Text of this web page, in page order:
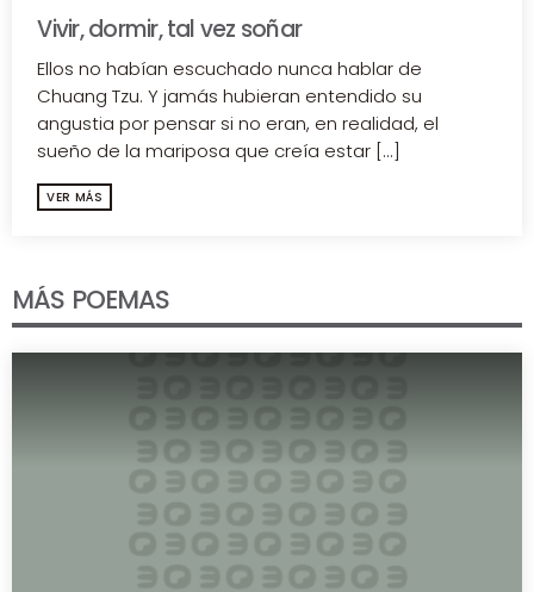
Vivir, dormir, tal vez soñar
Ellos no habían escuchado nunca hablar de
Chuang Tzu. Y jamás hubieran entendido su
angustia por pensar si no eran, en realidad, el
sueño de la mariposa que creía estar [...]
VER MÁS
MÁS POEMAS